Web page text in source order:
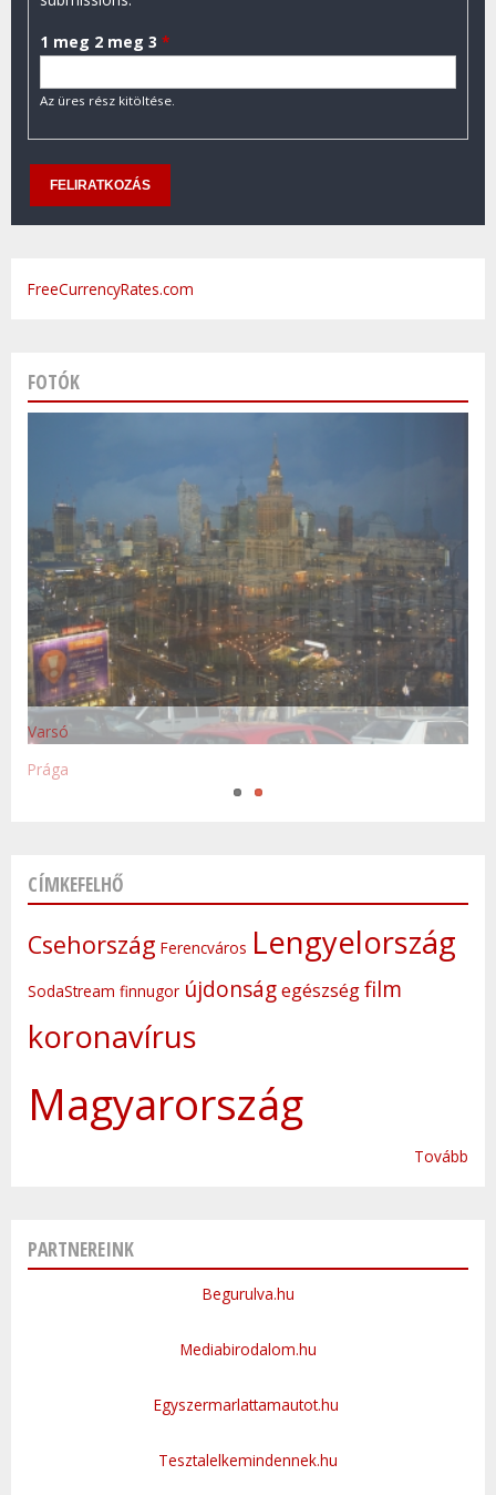
1 meg 2 meg 3 *
Az üres rész kitöltése.
FreeCurrencyRates.com
FOTÓK
Prága
Varsó
CÍMKEFELHŐ
Csehország Ferencváros Lengyelország
SodaStream finnugor újdonságegészségfilm
koronavírus
Magyarország
Tovább
PARTNEREINK
Begurulva.hu
Mediabirodalom.hu
Egyszermarlattamautot.hu
Tesztalelkemindennek.hu